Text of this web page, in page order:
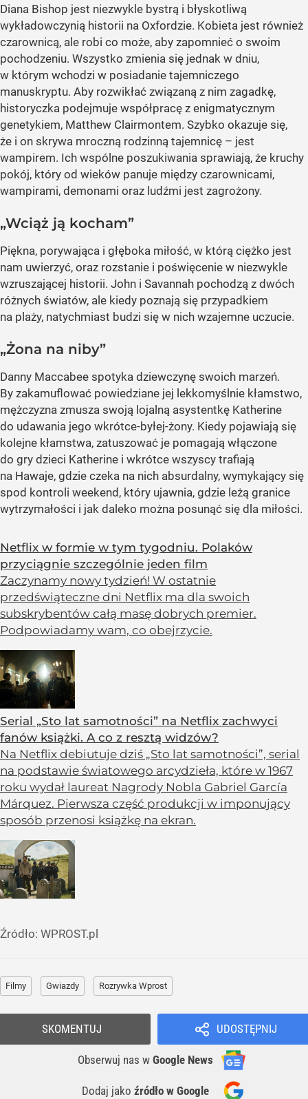
Diana Bishop jest niezwykle bystrą i błyskotliwą
wykładowczynią historii na Oxfordzie. Kobieta jest również
czarownicą, ale robi co może, aby zapomnieć o swoim
pochodzeniu. Wszystko zmienia się jednak w dniu,
w którym wchodzi w posiadanie tajemniczego
manuskryptu. Aby rozwikłać związaną z nim zagadkę,
historyczka podejmuje współpracę z enigmatycznym
genetykiem, Matthew Clairmontem. Szybko okazuje się,
że i on skrywa mroczną rodzinną tajemnicę – jest
wampirem. Ich wspólne poszukiwania sprawiają, że kruchy
pokój, który od wieków panuje między czarownicami,
wampirami, demonami oraz ludźmi jest zagrożony.
„Wciąż ją kocham”
Piękna, porywająca i głęboka miłość, w którą ciężko jest
nam uwierzyć, oraz rozstanie i poświęcenie w niezwykle
wzruszającej historii. John i Savannah pochodzą z dwóch
różnych światów, ale kiedy poznają się przypadkiem
na plaży, natychmiast budzi się w nich wzajemne uczucie.
„Żona na niby”
Danny Maccabee spotyka dziewczynę swoich marzeń.
By zakamuflować powiedziane jej lekkomyślnie kłamstwo,
mężczyzna zmusza swoją lojalną asystentkę Katherine
do udawania jego wkrótce-byłej-żony. Kiedy pojawiają się
kolejne kłamstwa, zatuszować je pomagają włączone
do gry dzieci Katherine i wkrótce wszyscy trafiają
na Hawaje, gdzie czeka na nich absurdalny, wymykający się
spod kontroli weekend, który ujawnia, gdzie leżą granice
wytrzymałości i jak daleko można posunąć się dla miłości.
Netflix w formie w tym tygodniu. Polaków
przyciągnie szczególnie jeden film
Zaczynamy nowy tydzień! W ostatnie
przedświąteczne dni Netflix ma dla swoich
subskrybentów całą masę dobrych premier.
Podpowiadamy wam, co obejrzycie.
Serial „Sto lat samotności” na Netflix zachwyci
fanów książki. A co z resztą widzów?
Na Netflix debiutuje dziś „Sto lat samotności”, serial
na podstawie światowego arcydzieła, które w 1967
roku wydał laureat Nagrody Nobla Gabriel García
Márquez. Pierwsza część produkcji w imponujący
sposób przenosi książkę na ekran.
Źródło: WPROST.pl
Filmy Gwiazdy Rozrywka Wprost
UDOSTĘPNIJ
Obserwuj nas w Google News
Dodaj jako źródło w Google
SKOMENTUJ